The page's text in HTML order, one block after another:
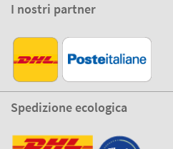
I nostri partner
Spedizione ecologica